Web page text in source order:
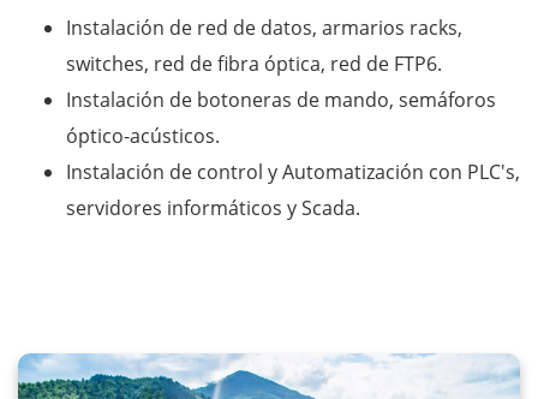
Instalación de red de datos, armarios racks,
switches, red de fibra óptica, red de FTP6.
Instalación de botoneras de mando, semáforos
óptico-acústicos.
Instalación de control y Automatización con PLC's,
servidores informáticos y Scada.